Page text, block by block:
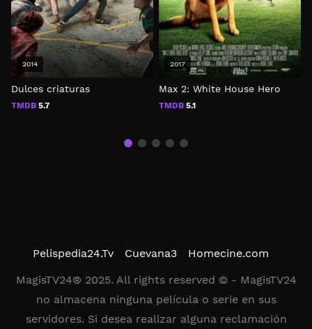
Dulces criaturas
TMDB 5.7
2014
Max 2: White House Hero
TMDB 5.1
2017
Pelispedia24.Tv Cuevana3
Homecine.com
MagisTV24® 2025. All rights reserved © - MagisTV24
no almacena ninguna película o serie en sus
servidores. Si desea realizar alguna reclamación